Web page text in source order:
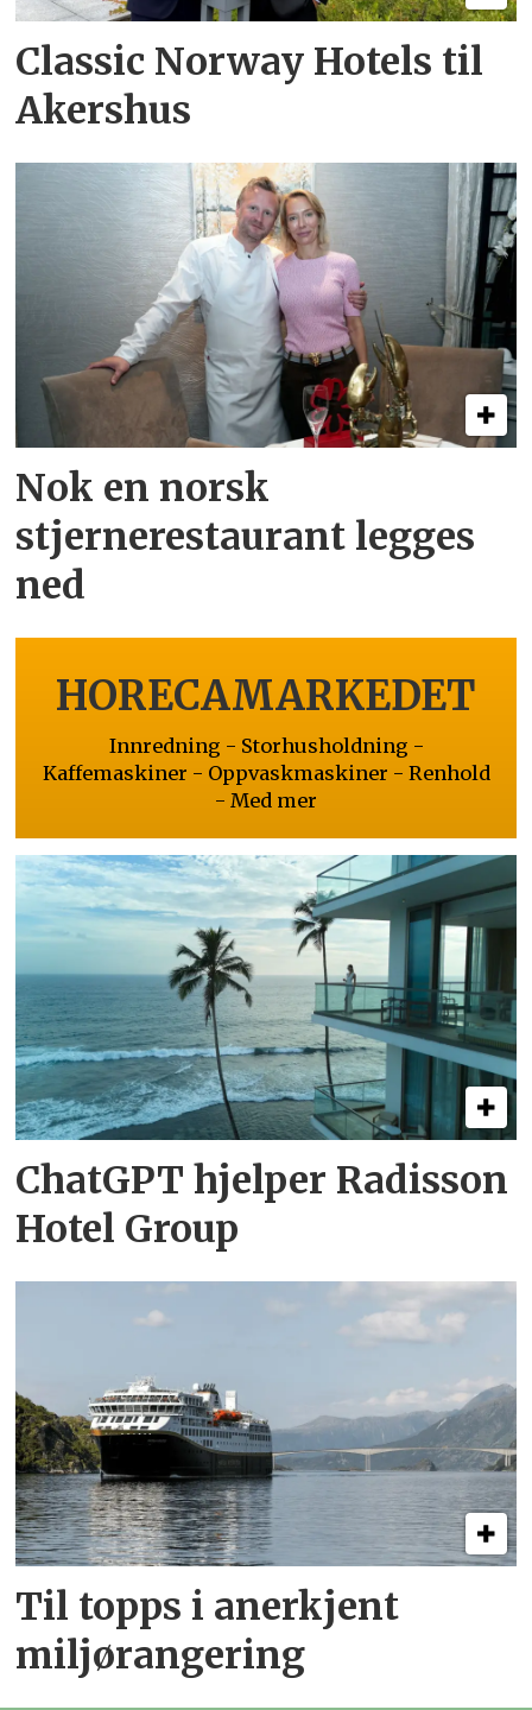
Classic Norway Hotels til
Akershus
Nok en norsk
stjernerestaurant legges
ned
HORECAMARKEDET
Innredning - Storhusholdning -
Kaffemaskiner - Oppvaskmaskiner - Renhold
- Med mer
ChatGPT hjelper Radisson
Hotel Group
Til topps i anerkjent
miljørangering